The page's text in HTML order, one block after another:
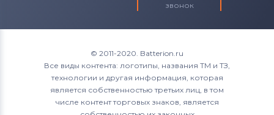
звонок
© 2011-2020. Batterion.ru
Все виды контента: логотипы, названия ТМ и ТЗ,
технологии и другая информация, которая
является собственностью третьих лиц, в том
числе контент торговых знаков, является